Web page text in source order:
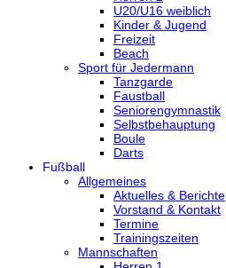
U20/U16 weiblich
Kinder & Jugend
Freizeit
Beach
Sport für Jedermann
Tanzgarde
Faustball
Seniorengymnastik
Selbstbehauptung
Boule
Darts
Fußball
Allgemeines
Aktuelles & Berichte
Vorstand & Kontakt
Termine
Trainingszeiten
Mannschaften